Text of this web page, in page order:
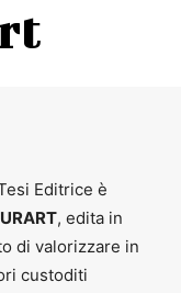
Editrice è
, edita in
di valorizzare in
custoditi